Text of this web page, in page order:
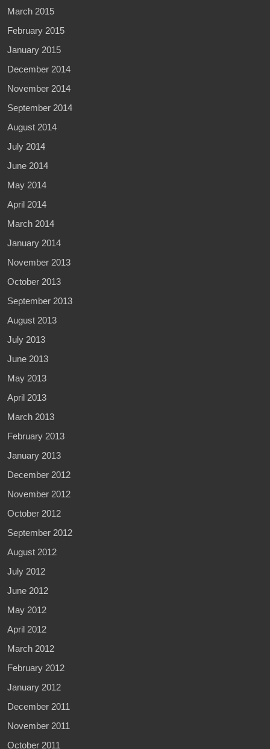
March 2015
February 2015
January 2015
December 2014
November 2014
September 2014
August 2014
July 2014
June 2014
May 2014
April 2014
March 2014
January 2014
November 2013
October 2013
September 2013
August 2013
July 2013
June 2013
May 2013
April 2013
March 2013
February 2013
January 2013
December 2012
November 2012
October 2012
September 2012
August 2012
July 2012
June 2012
May 2012
April 2012
March 2012
February 2012
January 2012
December 2011
November 2011
October 2011